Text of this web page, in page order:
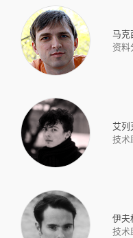
马克
资料
艾列
技术
伊夫
技术